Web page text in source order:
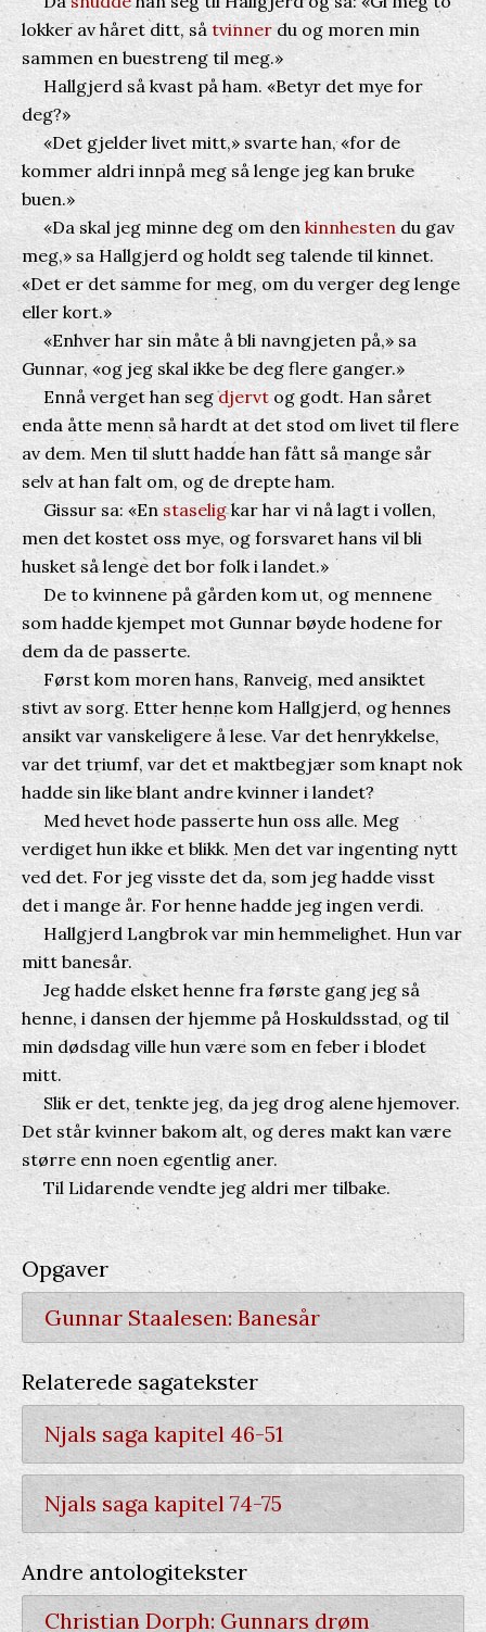
lokker av håret ditt, så tvinner du og moren min
sammen en buestreng til meg.»
Hallgjerd så kvast på ham. «Betyr det mye for
deg?»
«Det gjelder livet mitt,» svarte han, «for de
kommer aldri innpå meg så lenge jeg kan bruke
buen.»
«Da skal jeg minne deg om den kinnhesten du gav
meg,» sa Hallgjerd og holdt seg talende til kinnet.
«Det er det samme for meg, om du verger deg lenge
eller kort.»
«Enhver har sin måte å bli navngjeten på,» sa
Gunnar, «og jeg skal ikke be deg flere ganger.»
Ennå verget han segdjervt og godt. Han såret
enda åtte menn så hardt at det stod om livet til flere
av dem. Men til slutt hadde han fått så mange sår
selv at han falt om, og de drepte ham.
Gissur sa: «En staseligkar har vi nå lagt i vollen,
men det kostet oss mye, og forsvaret hans vil bli
husket så lenge det bor folk i landet.»
De to kvinnene på gården kom ut, og mennene
som hadde kjempet mot Gunnar bøyde hodene for
dem da de passerte.
Først kom moren hans, Ranveig, med ansiktet
stivt av sorg. Etter henne kom Hallgjerd, og hennes
ansikt var vanskeligere å lese. Var det henrykkelse,
var det triumf, var det et maktbegjær som knapt nok
hadde sin like blant andre kvinner i landet?
Med hevet hode passerte hun oss alle. Meg
verdiget hun ikke et blikk. Men det var ingenting nytt
ved det. For jeg visste det da, som jeg hadde visst
det i mange år. For henne hadde jeg ingen verdi.
Hallgjerd Langbrok var min hemmelighet. Hun var
mitt banesår.
Jeg hadde elsket henne fra første gang jeg så
henne, i dansen der hjemme på Hoskuldsstad, og til
min dødsdag ville hun være som en feber i blodet
mitt.
Slik er det, tenkte jeg, da jeg drog alene hjemover.
Det står kvinner bakom alt, og deres makt kan være
større enn noen egentlig aner.
Til Lidarende vendte jeg aldri mer tilbake.
Opgaver
Gunnar Staalesen: Banesår
Relaterede sagatekster
Njals saga kapitel 46-51
Njals saga kapitel 74-75
Andre antologitekster
Christian Dorph:Gunnars drøm